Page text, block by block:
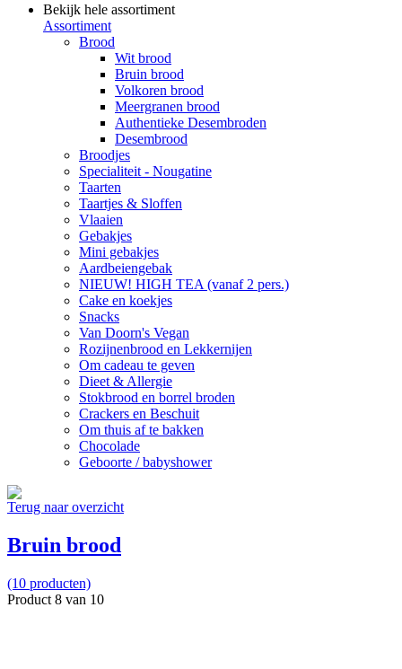
Bekijk hele assortiment
Assortiment
Brood
Wit brood
Bruin brood
Volkoren brood
Meergranen brood
Authentieke Desembroden
Desembrood
Broodjes
Specialiteit - Nougatine
Taarten
Taartjes & Sloffen
Vlaaien
Gebakjes
Mini gebakjes
Aardbeiengebak
NIEUW! HIGH TEA (vanaf 2 pers.)
Cake en koekjes
Snacks
Van Doorn's Vegan
Rozijnenbrood en Lekkernijen
Om cadeau te geven
Dieet & Allergie
Stokbrood en borrel broden
Crackers en Beschuit
Om thuis af te bakken
Chocolade
Geboorte / babyshower
Terug naar overzicht
Bruin brood
(10 producten)
Product 8 van 10